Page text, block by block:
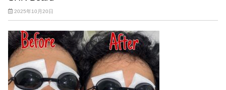
2025年10月20日